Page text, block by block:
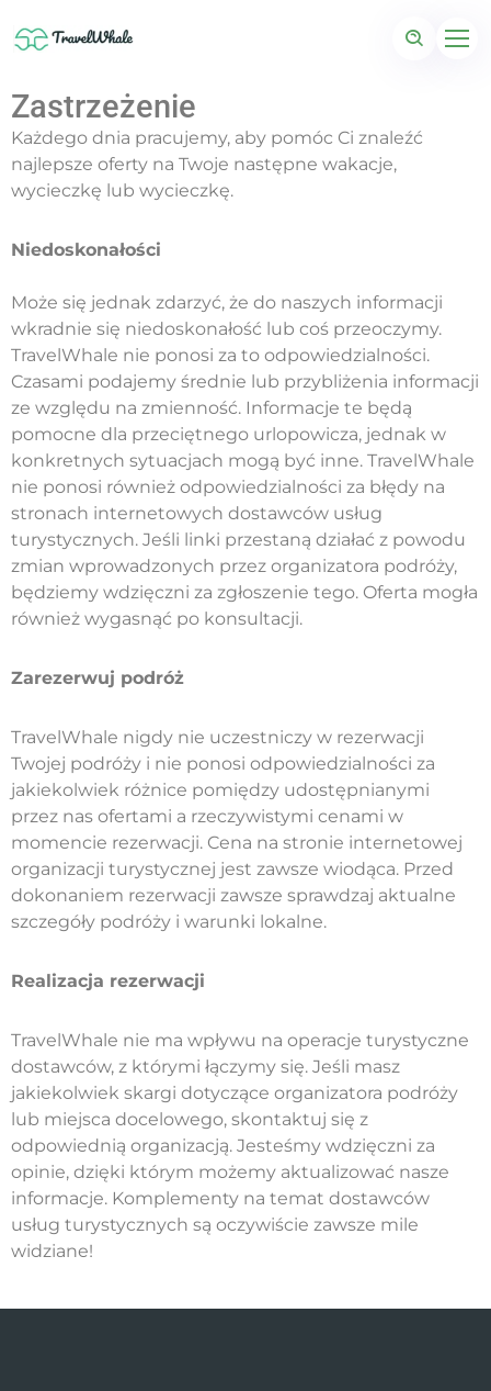
Zastrzeżenie
Każdego dnia pracujemy, aby pomóc Ci znaleźć
najlepsze oferty na Twoje następne wakacje,
wycieczkę lub wycieczkę.
Niedoskonałości
Może się jednak zdarzyć, że do naszych informacji
wkradnie się niedoskonałość lub coś przeoczymy.
TravelWhale nie ponosi za to odpowiedzialności.
Czasami podajemy średnie lub przybliżenia informacji
ze względu na zmienność. Informacje te będą
pomocne dla przeciętnego urlopowicza, jednak w
konkretnych sytuacjach mogą być inne. TravelWhale
nie ponosi również odpowiedzialności za błędy na
stronach internetowych dostawców usług
turystycznych. Jeśli linki przestaną działać z powodu
zmian wprowadzonych przez organizatora podróży,
będziemy wdzięczni za zgłoszenie tego. Oferta mogła
również wygasnąć po konsultacji.
Zarezerwuj podróż
TravelWhale nigdy nie uczestniczy w rezerwacji
Twojej podróży i nie ponosi odpowiedzialności za
jakiekolwiek różnice pomiędzy udostępnianymi
przez nas ofertami a rzeczywistymi cenami w
momencie rezerwacji. Cena na stronie internetowej
organizacji turystycznej jest zawsze wiodąca. Przed
dokonaniem rezerwacji zawsze sprawdzaj aktualne
szczegóły podróży i warunki lokalne.
Realizacja rezerwacji
TravelWhale nie ma wpływu na operacje turystyczne
dostawców, z którymi łączymy się. Jeśli masz
jakiekolwiek skargi dotyczące organizatora podróży
lub miejsca docelowego, skontaktuj się z
odpowiednią organizacją. Jesteśmy wdzięczni za
opinie, dzięki którym możemy aktualizować nasze
informacje. Komplementy na temat dostawców
usług turystycznych są oczywiście zawsze mile
widziane!